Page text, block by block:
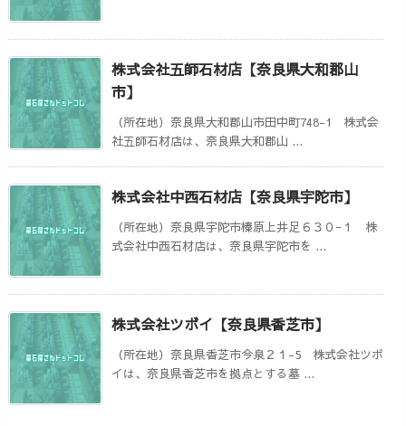
株式会社五師石材店【奈良県大和郡山
市】
（所在地）奈良県大和郡山市田中町748-1 株式会
社五師石材店は、奈良県大和郡山 ...
株式会社中西石材店【奈良県宇陀市】
（所在地）奈良県宇陀市榛原上井足６３０−１ 株
式会社中西石材店は、奈良県宇陀市を ...
株式会社ツボイ【奈良県香芝市】
（所在地）奈良県香芝市今泉２１-5 株式会社ツボ
イは、奈良県香芝市を拠点とする墓 ...